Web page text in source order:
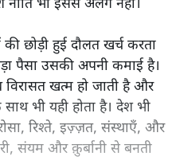
भी इससे अलग नहीं।
की छोड़ी हुई दौलत खर्च करता
पैसा उसकी अपनी कमाई है।
खत्म हो जाती है और
भी यही होता है। देश भी
रिश्ते, इज़्ज़त, संस्थाएँ, और
संयम और क़ुर्बानी से बनती